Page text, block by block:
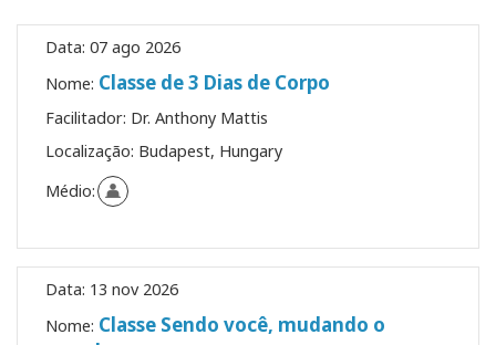
Data: 07 ago 2026
Nome: Classe de 3 Dias de Corpo
Facilitador: Dr. Anthony Mattis
Localização: Budapest, Hungary
Médio:
Data: 13 nov 2026
Nome: Classe Sendo você, mudando o